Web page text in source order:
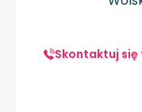
Skontaktuj